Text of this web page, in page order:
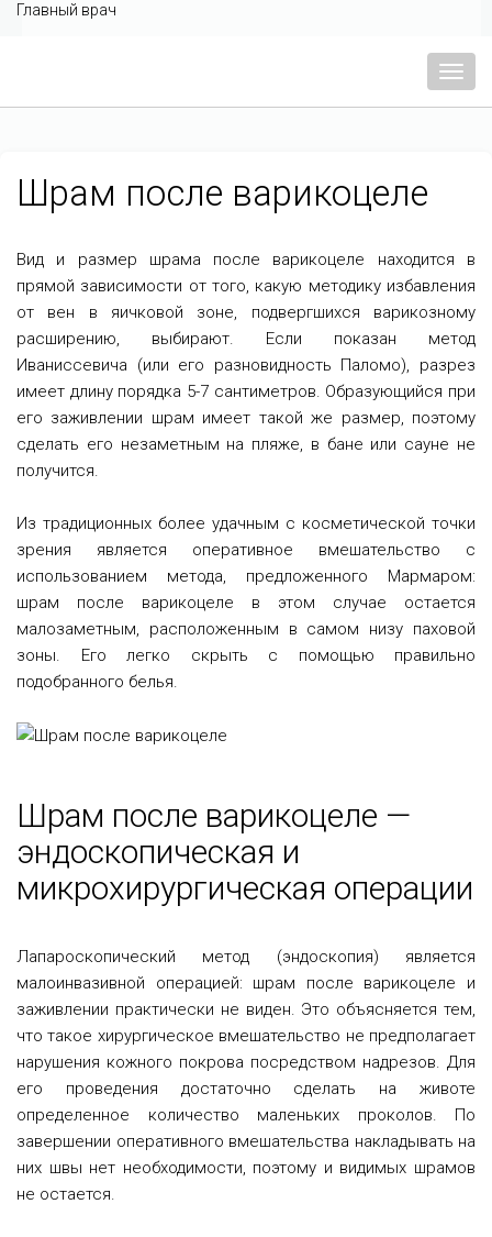
Главный врач
Меню
Шрам после варикоцеле
Вид и размер шрама после варикоцеле находится в
прямой зависимости от того, какую методику избавления
от вен в яичковой зоне, подвергшихся варикозному
расширению, выбирают. Если показан метод
Иваниссевича (или его разновидность Паломо), разрез
имеет длину порядка 5-7 сантиметров. Образующийся при
его заживлении шрам имеет такой же размер, поэтому
сделать его незаметным на пляже, в бане или сауне не
получится.
Из традиционных более удачным с косметической точки
зрения является оперативное вмешательство с
использованием метода, предложенного Мармаром:
шрам после варикоцеле в этом случае остается
малозаметным, расположенным в самом низу паховой
зоны. Его легко скрыть с помощью правильно
подобранного белья.
Шрам после варикоцеле —
эндоскопическая и
микрохирургическая операции
Лапароскопический метод (эндоскопия) является
малоинвазивной операцией: шрам после варикоцеле и
заживлении практически не виден. Это объясняется тем,
что такое хирургическое вмешательство не предполагает
нарушения кожного покрова посредством надрезов. Для
его проведения достаточно сделать на животе
определенное количество маленьких проколов. По
завершении оперативного вмешательства накладывать на
них швы нет необходимости, поэтому и видимых шрамов
не остается.